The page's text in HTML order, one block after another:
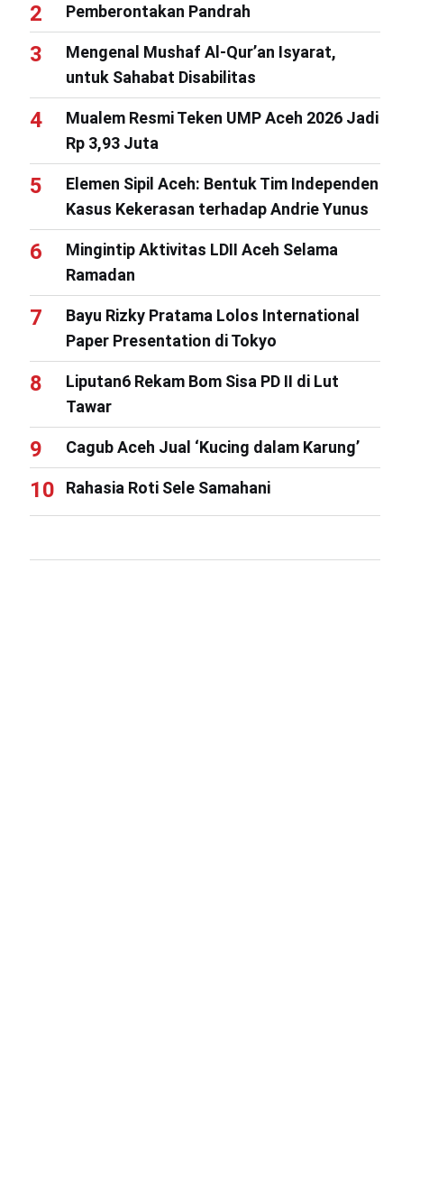
Pemberontakan Pandrah
Mengenal Mushaf Al-Qur’an Isyarat,
untuk Sahabat Disabilitas
Mualem Resmi Teken UMP Aceh 2026 Jadi
Rp 3,93 Juta
Elemen Sipil Aceh: Bentuk Tim Independen
Kasus Kekerasan terhadap Andrie Yunus
Mingintip Aktivitas LDII Aceh Selama
Ramadan
Bayu Rizky Pratama Lolos International
Paper Presentation di Tokyo
Liputan6 Rekam Bom Sisa PD II di Lut
Tawar
Cagub Aceh Jual ‘Kucing dalam Karung’
Rahasia Roti Sele Samahani